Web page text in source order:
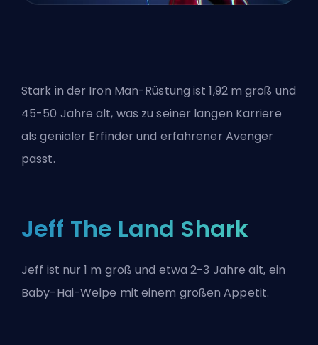
Stark in der Iron Man-Rüstung ist 1,92 m groß und
45-50 Jahre alt, was zu seiner langen Karriere
als genialer Erfinder und erfahrener Avenger
passt.
Jeff The Land Shark
Jeff ist nur 1 m groß und etwa 2-3 Jahre alt, ein
Baby-Hai-Welpe mit einem großen Appetit.